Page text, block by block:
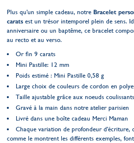
Plus qu'un simple cadeau, notre Bracelet
carats est un trésor intemporel plein de sens.
anniversaire ou un baptême, ce bracelet
au recto et au verso.
Or fin 9 carats
Mini Pastille: 12 mm
Poids estimé : Mini Pastille 0,58 g
Large choix de couleurs de cordon en
Taille ajustable grâce aux noeuds coulissants
Gravé à la main dans notre atelier parisien
Livré dans une boîte cadeau Merci Maman
Chaque variation de profondeur d'écriture,
comme le montrent les différents exemples,